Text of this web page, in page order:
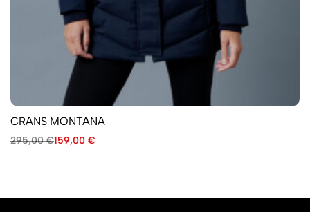
CRANS MONTANA
295,00€159,00 €